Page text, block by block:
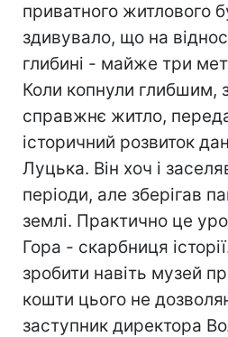
приватного житлового
здивувало, що на
глибині - майже три
Коли копнули глибшим,
справжнє житло,
історичний розвиток
Луцька. Він хоч і
періоди, але зберігав
землі. Практично це
Гора - скарбниця
зробити навіть музей
кошти цього не
заступник директора